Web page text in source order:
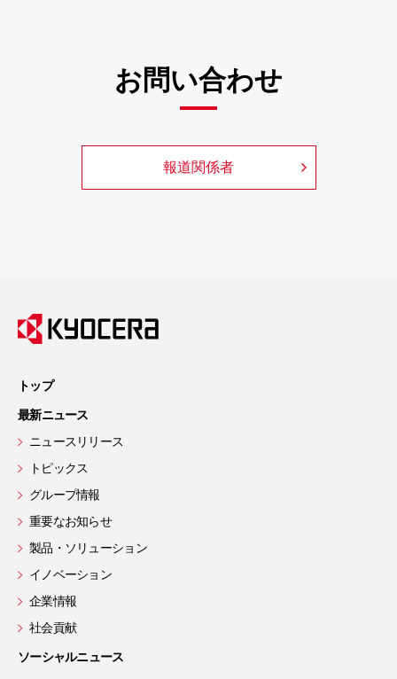
お問い合わせ
報道関係者
トップ
最新ニュース
ニュースリリース
トピックス
グループ情報
重要なお知らせ
製品・ソリューション
イノベーション
企業情報
社会貢献
ソーシャルニュース